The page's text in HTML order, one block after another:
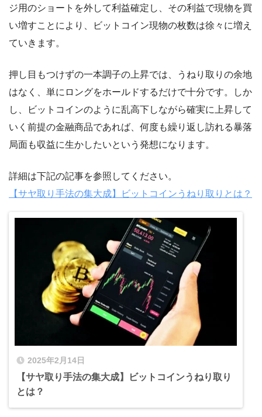
ジ用のショートを外して利益確定し、その利益で現物を買
い増すことにより、ビットコイン現物の枚数は徐々に増え
ていきます。
押し目もつけずの一本調子の上昇では、うねり取りの余地
はなく、単にロングをホールドするだけで十分です。しか
し、ビットコインのように乱高下しながら確実に上昇して
いく前提の金融商品であれば、何度も繰り返し訪れる暴落
局面も収益に生かしたいという発想になります。
詳細は下記の記事を参照してください。
【サヤ取り手法の集大成】ビットコインうねり取りとは？
2025年2月14日
【サヤ取り手法の集大成】ビットコインうねり取り
とは？